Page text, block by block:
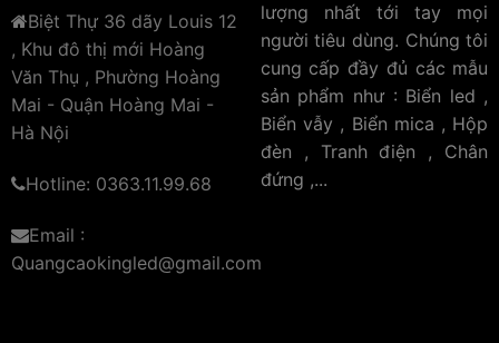
Biệt Thự 36 dãy Louis 12
, Khu đô thị mới Hoàng
Văn Thụ , Phường Hoàng
Mai - Quận Hoàng Mai -
Hà Nội
Hotline: 0363.11.99.68
Email :
Quangcaokingled@gmail.com
lượng nhất tới tay mọi
người tiêu dùng. Chúng tôi
cung cấp đầy đủ các mẫu
sản phẩm như : Biển led ,
Biển vẫy , Biển mica , Hộp
đèn , Tranh điện , Chân
đứng ,...